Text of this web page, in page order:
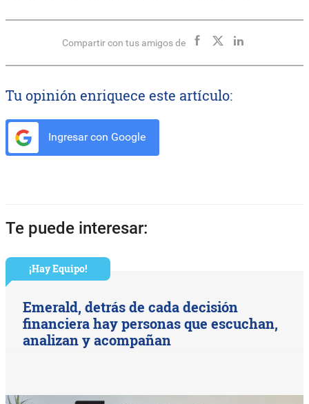
Compartir con tus amigos de
Tu opinión enriquece este artículo:
Ingresar con Google
Te puede interesar:
¡Hay Equipo!
Emerald, detrás de cada decisión
financiera hay personas que escuchan,
analizan y acompañan